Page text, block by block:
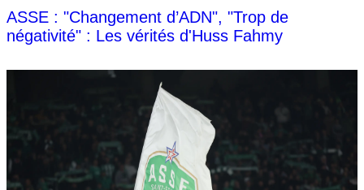
ASSE : "Changement d’ADN", "Trop de
négativité" : Les vérités d'Huss Fahmy